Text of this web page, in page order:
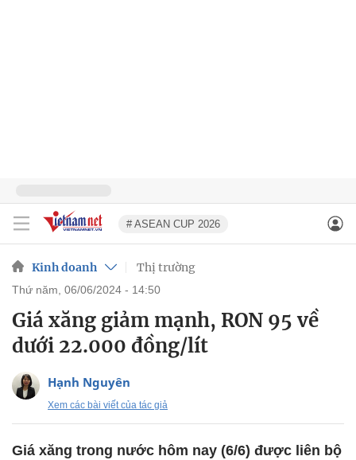
# ASEAN CUP 2026
Kinh doanh Thị trường
thứ năm, 06/06/2024 - 14:50
Giá xăng giảm mạnh, RON 95 về
dưới 22.000 đồng/lít
Hạnh Nguyên
Xem các bài viết của tác giả
Giá xăng trong nước hôm nay (6/6) được liên bộ